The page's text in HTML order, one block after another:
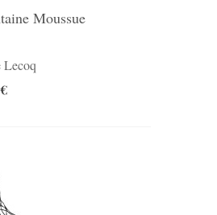
Moussue
Lecoq